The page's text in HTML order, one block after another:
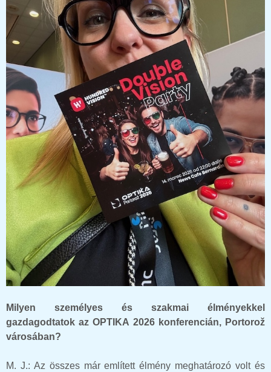
Milyen személyes és szakmai élményekkel
gazdagodtatok az OPTIKA 2026 konferencián, Portorož
városában?
M. J.: Az összes már említett élmény meghatározó volt és